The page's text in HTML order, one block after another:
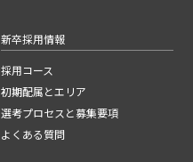
新卒採用情報
採用コース
初期配属とエリア
選考プロセスと募集要項
よくある質問